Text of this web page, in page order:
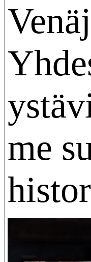
me